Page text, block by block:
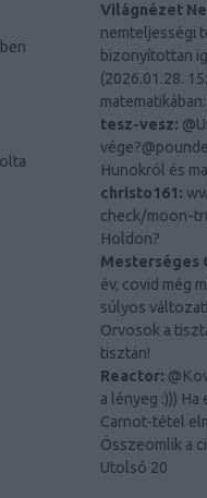
Világnézet
nemteljességi
bizonyítottan
(2026.01.28.
tesz-vesz:
Hunokról és
christo161:
check/moon-
Holdon?
Mesterséges
év, covid még
súlyos
Orvosok a
tisztán!
Reactor:
a lényeg :)))
Carnot-tétel
Összeomlik a
Utolsó 20